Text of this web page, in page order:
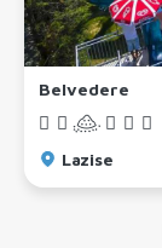
Belvedere
Lazise